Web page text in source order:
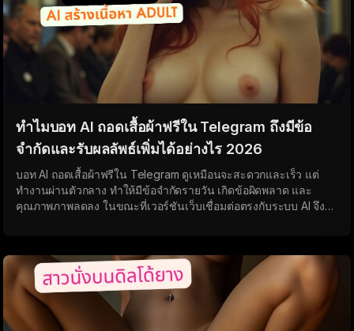
ทำไมบอท AI ถอดเสื้อผ้าฟรีใน Telegram ถึงมีข้อ
จำกัดและรับผลลัพธ์เพิ่มได้อย่างไร 2026
บอท AI ถอดเสื้อผ้าฟรีใน Telegram ดูเหมือนจะสะดวกและเร็ว แต่
ทำงานผ่านตัวกลาง ทำให้มีข้อจำกัดรายวัน เกิดข้อผิดพลาด และ
คุณภาพภาพลดลง ในขณะที่เวอร์ชันเว็บเชื่อมต่อตรงกับระบบ AI จึงให้